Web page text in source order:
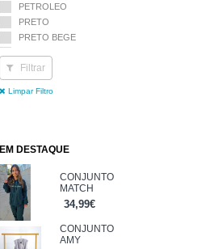
PETROLEO
PRETO
PRETO BEGE
ROSA CLARO
VERDE ESCURO
VERDE TROPA
VERMELHO
Tamanho
L
Filtrar
Limpar Filtro
EM DESTAQUE
CONJUNTO
MATCH
34,99€
CONJUNTO
AMY